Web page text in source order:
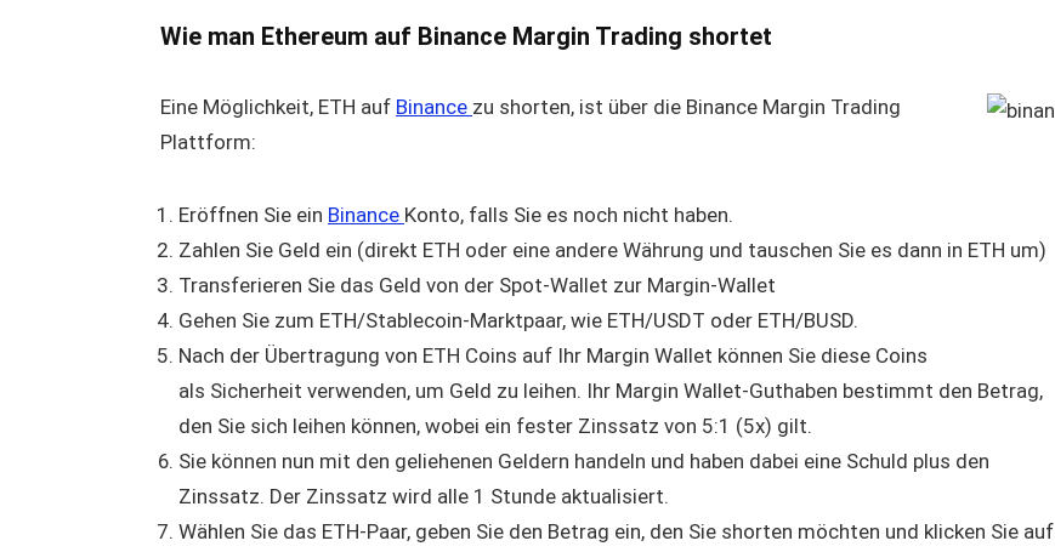
Wie man Ethereum auf Binance Margin Trading shortet
Eine Möglichkeit, ETH auf Binance zu shorten, ist über die Binance Margin Trading
Plattform:
Eröffnen Sie ein Binance Konto, falls Sie es noch nicht haben.
Zahlen Sie Geld ein (direkt ETH oder eine andere Währung und tauschen Sie es dann in ETH um)
Transferieren Sie das Geld von der Spot-Wallet zur Margin-Wallet
Gehen Sie zum ETH/Stablecoin-Marktpaar, wie ETH/USDT oder ETH/BUSD.
Nach der Übertragung von ETH Coins auf Ihr Margin Wallet können Sie diese Coins
als Sicherheit verwenden, um Geld zu leihen. Ihr Margin Wallet-Guthaben bestimmt den Betrag,
den Sie sich leihen können, wobei ein fester Zinssatz von 5:1 (5x) gilt.
Sie können nun mit den geliehenen Geldern handeln und haben dabei eine Schuld plus den
Zinssatz. Der Zinssatz wird alle 1 Stunde aktualisiert.
Wählen Sie das ETH-Paar, geben Sie den Betrag ein, den Sie shorten möchten und klicken Sie auf